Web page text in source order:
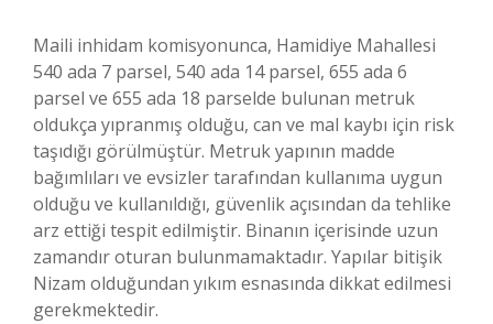
Maili inhidam komisyonunca, Hamidiye Mahallesi
540 ada 7 parsel, 540 ada 14 parsel, 655 ada 6
parsel ve 655 ada 18 parselde bulunan metruk
oldukça yıpranmış olduğu, can ve mal kaybı için risk
taşıdığı görülmüştür. Metruk yapının madde
bağımlıları ve evsizler tarafından kullanıma uygun
olduğu ve kullanıldığı, güvenlik açısından da tehlike
arz ettiği tespit edilmiştir. Binanın içerisinde uzun
zamandır oturan bulunmamaktadır. Yapılar bitişik
Nizam olduğundan yıkım esnasında dikkat edilmesi
gerekmektedir.